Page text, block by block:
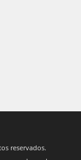
reservados.